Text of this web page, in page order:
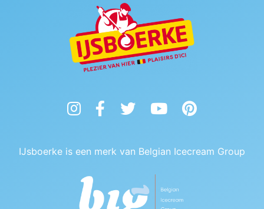
InstagramFacebookTwitter YouTubePinterest
IJsboerke is een merk van Belgian Icecream Group